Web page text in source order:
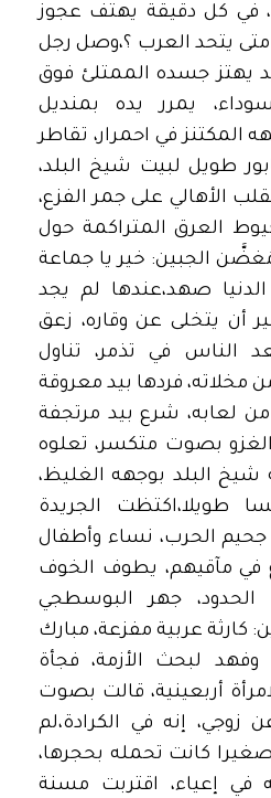
في كل دقيقة يهتف عجوز
يتحد العرب ؟،وصل رجل
يهتز جسده الممتلئ فوق
يمرر يده بمنديل
المكتنز في احمرار، تقاطر
طويل لبيت شيخ البلد،
الأهالي على جمر الفزع،
العرق المتراكمة حول
مُغضَّن الجبين: خير يا جماعة
صهد،عندها لم يجد
أن يتخلى عن وقاره، زعق
الناس في تذمر، تناول
مخلاته، فردها بيد معروقة
لعابه، شرع بيد مرتجفة
بصوت متكسر، تعلوه
شيخ البلد بوجهه الغليظ،
طويلا،اكتظت الجريدة
الحرب، نساء وأطفال
في مآقيهم، يطوف الخوف
الحدود، جهر البوسطجي
كارثة عربية مفزعة، مبارك
وفهد لبحث الأزمة، فجأة
أربعينية، قالت بصوت
زوجي، إنه في الكرادة،لم
كانت تحمله بحجرها،
إعياء، اقتربت مسنة